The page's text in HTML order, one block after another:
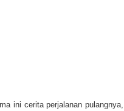
ini cerita perjalanan pulangnya,